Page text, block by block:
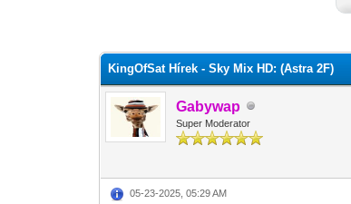
KingOfSat Hírek - Sky Mix HD: (Astra 2F)
Gabywap
Super Moderator
05-23-2025, 05:29 AM